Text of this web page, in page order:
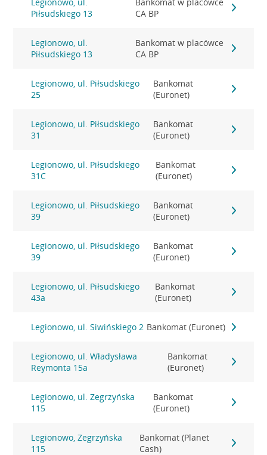
Piłsudskiego 13
CA BP
Legionowo, ul.
Piłsudskiego 13
Bankomat w placówce
CA BP
Legionowo, ul. Piłsudskiego
25
Bankomat
(Euronet)
Legionowo, ul. Piłsudskiego
31
Bankomat
(Euronet)
Legionowo, ul. Piłsudskiego
31C
Bankomat
(Euronet)
Legionowo, ul. Piłsudskiego
39
Bankomat
(Euronet)
Legionowo, ul. Piłsudskiego
39
Bankomat
(Euronet)
Legionowo, ul. Piłsudskiego
43a
Bankomat
(Euronet)
Legionowo, ul. Siwińskiego 2 Bankomat (Euronet)
Legionowo, ul. Władysława
Reymonta 15a
Bankomat
(Euronet)
Legionowo, ul. Zegrzyńska
115
Bankomat
(Euronet)
Legionowo, Zegrzyńska
115
Bankomat (Planet
Cash)